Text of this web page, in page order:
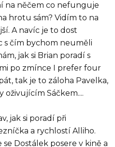
na něčem co nefunguje
hrotu sám? Vidím to na
A navíc je to dost
s čím bychom neuměli
jak si Brian poradí s
po zmínce I prefer four
tak je to záloha Pavelka,
oživujícím Sáčkem....
jak si poradí při
a rychlostí Alliho.
Dostálek posere v kině a